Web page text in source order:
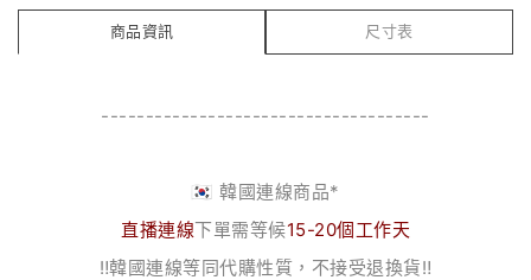
商品資訊 尺寸表
-------------------------------------
🇰🇷 韓國連線商品*
直播連線下單需等候15-20個工作天
‼️韓國連線等同代購性質，不接受退換貨‼️